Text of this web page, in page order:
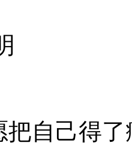
己得了